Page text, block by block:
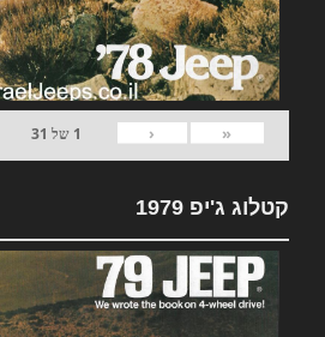
«
‹
1 של 31
קטלוג ג'יפ 1979